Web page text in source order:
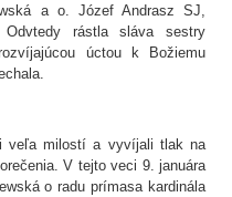
a o. Józef Andrasz SJ,
rástla sláva sestry
úctou k Božiemu
veľa milostí a vyvíjali tlak na
V tejto veci 9. januára
o radu prímasa kardinála